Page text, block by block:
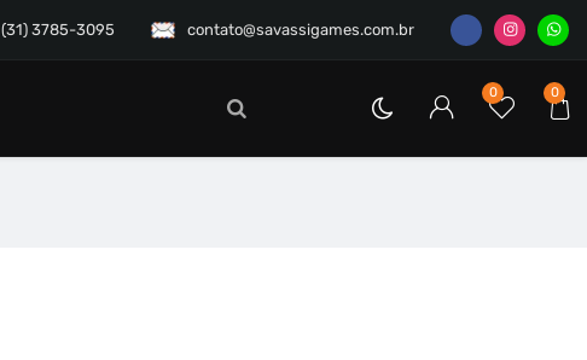
contato@savassigames.com.br
(31) 3785-3095
0
0